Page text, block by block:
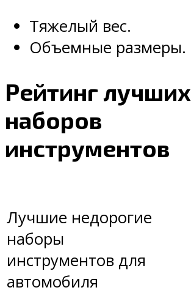
Тяжелый вес.
Объемные размеры.
Рейтинг лучших
наборов
инструментов
Лучшие недорогие
наборы
инструментов для
автомобиля